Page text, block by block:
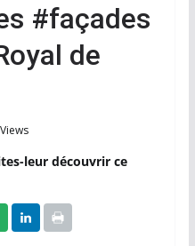
#façades
de
leur découvrir ce